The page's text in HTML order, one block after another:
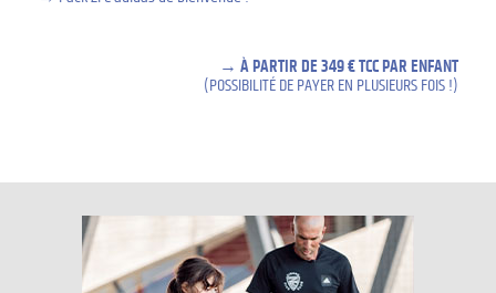
À PARTIR DE 349 € TCC PAR ENFANT
(POSSIBILITÉ DE PAYER EN PLUSIEURS FOIS !)